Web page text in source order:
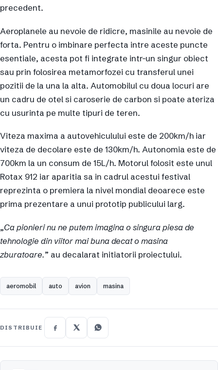
precedent.
Aeroplanele au nevoie de ridicre, masinile au nevoie de
forta. Pentru o imbinare perfecta intre aceste puncte
esentiale, acesta pot fi integrate intr-un singur obiect
sau prin folosirea metamorfozei cu transferul unei
pozitii de la una la alta. Automobilul cu doua locuri are
un cadru de otel si caroserie de carbon si poate ateriza
cu usurinta pe multe tipuri de teren.
Viteza maxima a autovehiculului este de 200km/h iar
viteza de decolare este de 130km/h. Autonomia este de
700km la un consum de 15L/h. Motorul folosit este unul
Rotax 912 iar aparitia sa in cadrul acestui festival
reprezinta o premiera la nivel mondial deoarece este
prima prezentare a unui prototip publicului larg.
„Ca pionieri nu ne putem imagina o singura piesa de
tehnologie din viitor mai buna decat o masina
zburatoare.” au decalarat initiatorii proiectului.
aeromobil auto avion masina
DISTRIBUIE